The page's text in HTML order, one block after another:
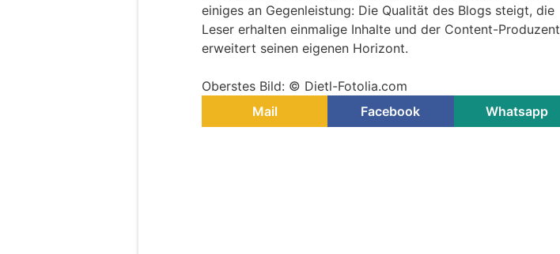
einiges an Gegenleistung: Die Qualität des Blogs steigt, die
Leser erhalten einmalige Inhalte und der Content-Produzent
erweitert seinen eigenen Horizont.
Oberstes Bild: © Dietl-Fotolia.com
Mail
Facebook Whatsapp